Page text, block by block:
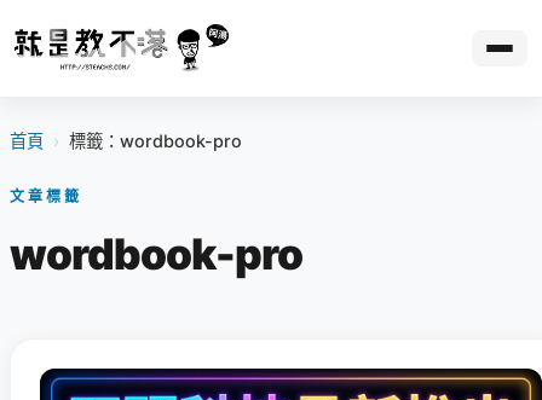
首頁 › 標籤：wordbook-pro
文章標籤
wordbook-pro